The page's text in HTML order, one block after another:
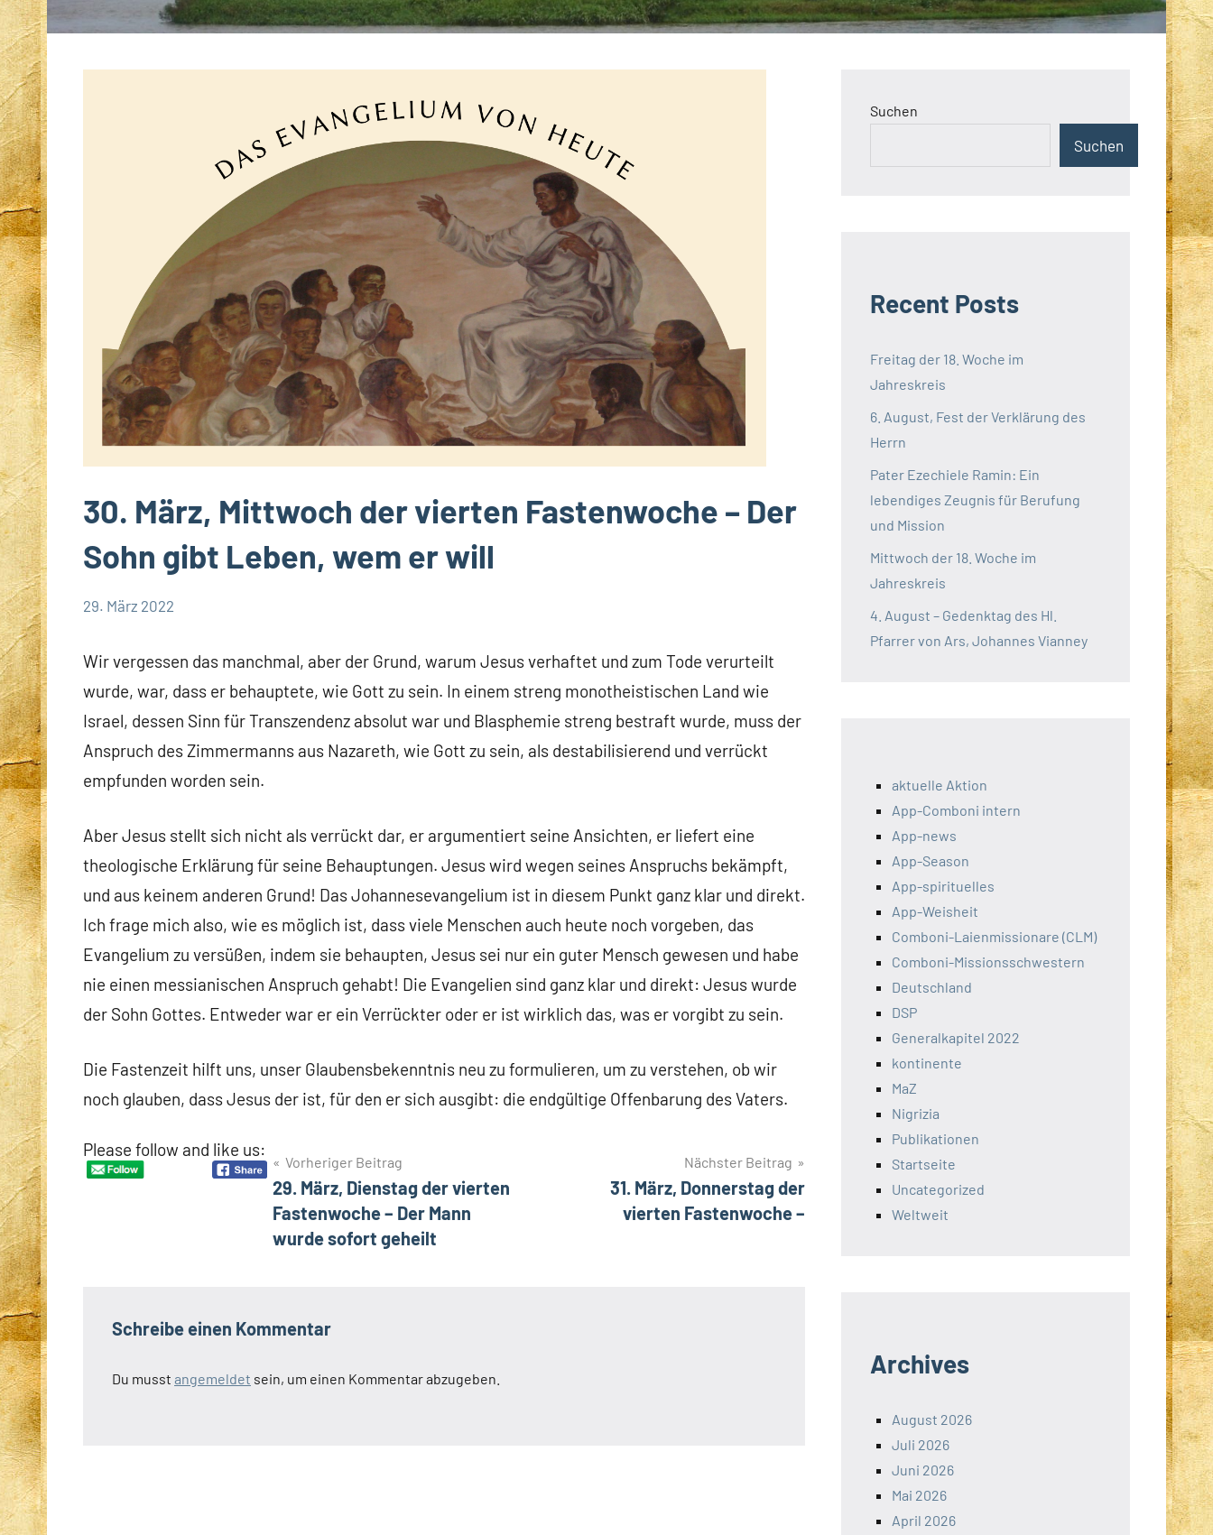
30. März, Mittwoch der vierten Fastenwoche – Der
Sohn gibt Leben, wem er will
29. März 2022
Wir vergessen das manchmal, aber der Grund, warum Jesus verhaftet und zum Tode verurteilt
wurde, war, dass er behauptete, wie Gott zu sein. In einem streng monotheistischen Land wie
Israel, dessen Sinn für Transzendenz absolut war und Blasphemie streng bestraft wurde, muss der
Anspruch des Zimmermanns aus Nazareth, wie Gott zu sein, als destabilisierend und verrückt
empfunden worden sein.
Aber Jesus stellt sich nicht als verrückt dar, er argumentiert seine Ansichten, er liefert eine
theologische Erklärung für seine Behauptungen. Jesus wird wegen seines Anspruchs bekämpft,
und aus keinem anderen Grund! Das Johannesevangelium ist in diesem Punkt ganz klar und direkt.
Ich frage mich also, wie es möglich ist, dass viele Menschen auch heute noch vorgeben, das
Evangelium zu versüßen, indem sie behaupten, Jesus sei nur ein guter Mensch gewesen und habe
nie einen messianischen Anspruch gehabt! Die Evangelien sind ganz klar und direkt: Jesus wurde
der Sohn Gottes. Entweder war er ein Verrückter oder er ist wirklich das, was er vorgibt zu sein.
Die Fastenzeit hilft uns, unser Glaubensbekenntnis neu zu formulieren, um zu verstehen, ob wir
noch glauben, dass Jesus der ist, für den er sich ausgibt: die endgültige Offenbarung des Vaters.
Please follow and like us:
BeitragsnavigationVorheriger Beitrag
29. März, Dienstag der vierten
Fastenwoche – Der Mann
wurde sofort geheilt
Nächster Beitrag
31. März, Donnerstag der
vierten Fastenwoche –
Schreibe einen Kommentar
Du musst angemeldet sein, um einen Kommentar abzugeben.
Suchen
Suchen
Recent Posts
Freitag der 18. Woche im
Jahreskreis
6. August, Fest der Verklärung des
Herrn
Pater Ezechiele Ramin: Ein
lebendiges Zeugnis für Berufung
und Mission
Mittwoch der 18. Woche im
Jahreskreis
4. August – Gedenktag des Hl.
Pfarrer von Ars, Johannes Vianney
aktuelle Aktion
App-Comboni intern
App-news
App-Season
App-spirituelles
App-Weisheit
Comboni-Laienmissionare (CLM)
Comboni-Missionsschwestern
Deutschland
DSP
Generalkapitel 2022
kontinente
MaZ
Nigrizia
Publikationen
Startseite
Uncategorized
Weltweit
Archives
August 2026
Juli 2026
Juni 2026
Mai 2026
April 2026